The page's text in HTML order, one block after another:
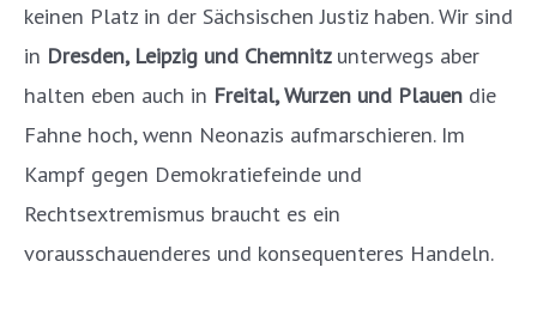
keinen Platz in der Sächsischen Justiz haben. Wir sind
in Dresden, Leipzig und Chemnitz unterwegs aber
halten eben auch in Freital, Wurzen und Plauen die
Fahne hoch, wenn Neonazis aufmarschieren. Im
Kampf gegen Demokratiefeinde und
Rechtsextremismus braucht es ein
vorausschauenderes und konsequenteres Handeln.